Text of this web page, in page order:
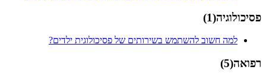
פסיכולוגיה(
1
)
למה חשוב להשתמש בשירותים של פסיכולוגית ילדים?
רפואה(
5
)